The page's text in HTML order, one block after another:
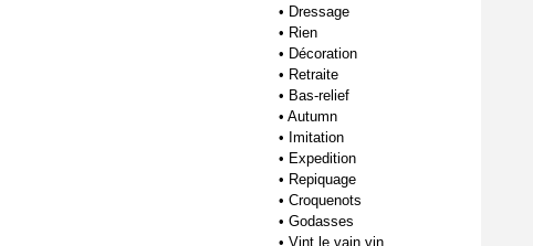
• Dressage
• Rien
• Décoration
• Retraite
• Bas-relief
• Autumn
• Imitation
• Expedition
• Repiquage
• Croquenots
• Godasses
• Vint le vain vin